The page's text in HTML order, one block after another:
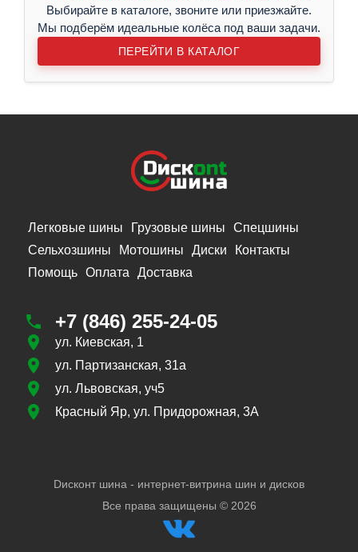
Выбирайте в каталоге, звоните или приезжайте.
Мы подберём идеальные колёса под ваши задачи.
ПЕРЕЙТИ В КАТАЛОГ
Легковые шины Грузовые шины
Спецшины
Сельхозшины
Мотошины Диски
Контакты
Помощь Оплата Доставка
+7 (846) 255-24-05
ул. Киевская, 1
ул. Партизанская, 31а
ул. Львовская, уч5
Красный Яр, ул. Придорожная, 3А
Dисконт шина - интернет-витрина шин и дисков
Все права защищены © 2026